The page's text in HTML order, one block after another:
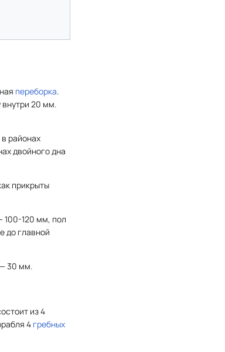
переборка.
20 мм.
районах
двойного дна
прикрыты
100-120 мм, пол
до главной
30 мм.
из 4
4 гребных